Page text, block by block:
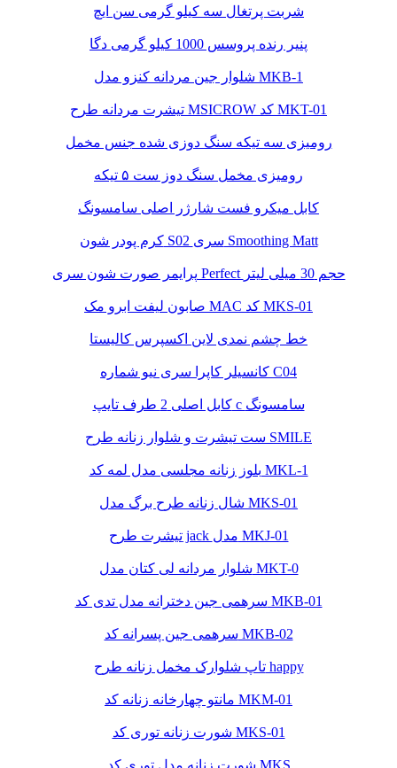
شربت پرتغال سه کیلو گرمی سن ایچ
پنیر رنده پروسس 1000 کیلو گرمی دگا
شلوار جین مردانه کنزو مدل MKB-1
تیشرت مردانه طرح MSICROW کد MKT-01
رومیزی سه تیکه سنگ دوزی شده جنس مخمل
رومیزی مخمل سنگ دوز ست ۵ تیکه
کابل میکرو فست شارژر اصلی سامسونگ
کرم پودر شون S02 سری Smoothing Matt
پرایمر صورت شون سری Perfect حجم 30 میلی لیتر
صابون لیفت ابرو مک MAC کد MKS-01
خط چشم نمدی لاین اکسپرس کالیستا
کانسیلر کاپرا سری نیو شماره C04
کابل اصلی 2 طرف تایپ c سامسونگ
ست تیشرت و شلوار زنانه طرح SMILE
بلوز زنانه مجلسی مدل لمه کد MKL-1
شال زنانه طرح برگ مدل MKS-01
تیشرت طرح jack مدل MKJ-01
شلوار مردانه لی کتان مدل MKT-0
سرهمی جین دخترانه مدل تدی کد MKB-01
سرهمی جین پسرانه کد MKB-02
تاپ شلوارک مخمل زنانه طرح happy
مانتو چهارخانه زنانه کد MKM-01
شورت زنانه توری کد MKS-01
شورت زنانه مدل توری کد MKS